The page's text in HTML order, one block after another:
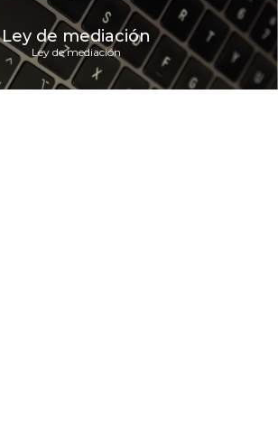
Ley de mediación
Ley de mediación